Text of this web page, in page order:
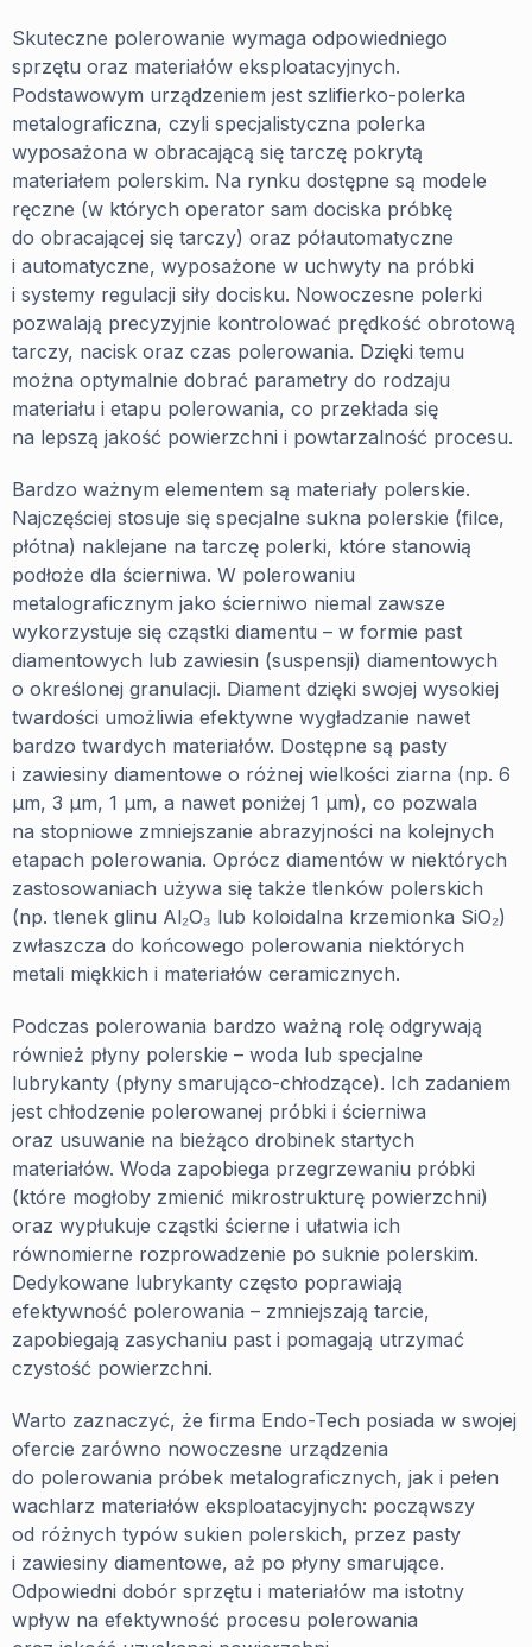
Skuteczne polerowanie wymaga odpowiedniego
sprzętu oraz materiałów eksploatacyjnych.
Podstawowym urządzeniem jest szlifierko-polerka
metalograficzna, czyli specjalistyczna polerka
wyposażona w obracającą się tarczę pokrytą
materiałem polerskim. Na rynku dostępne są modele
ręczne (w których operator sam dociska próbkę
do obracającej się tarczy) oraz półautomatyczne
i automatyczne, wyposażone w uchwyty na próbki
i systemy regulacji siły docisku. Nowoczesne polerki
pozwalają precyzyjnie kontrolować prędkość obrotową
tarczy, nacisk oraz czas polerowania. Dzięki temu
można optymalnie dobrać parametry do rodzaju
materiału i etapu polerowania, co przekłada się
na lepszą jakość powierzchni i powtarzalność procesu.
Bardzo ważnym elementem są materiały polerskie.
Najczęściej stosuje się specjalne sukna polerskie (filce,
płótna) naklejane na tarczę polerki, które stanowią
podłoże dla ścierniwa. W polerowaniu
metalograficznym jako ścierniwo niemal zawsze
wykorzystuje się cząstki diamentu – w formie past
diamentowych lub zawiesin (suspensji) diamentowych
o określonej granulacji. Diament dzięki swojej wysokiej
twardości umożliwia efektywne wygładzanie nawet
bardzo twardych materiałów. Dostępne są pasty
i zawiesiny diamentowe o różnej wielkości ziarna (np. 6
µm, 3 µm, 1 µm, a nawet poniżej 1 µm), co pozwala
na stopniowe zmniejszanie abrazyjności na kolejnych
etapach polerowania. Oprócz diamentów w niektórych
zastosowaniach używa się także tlenków polerskich
(np. tlenek glinu Al₂O₃ lub koloidalna krzemionka SiO₂)
zwłaszcza do końcowego polerowania niektórych
metali miękkich i materiałów ceramicznych.
Podczas polerowania bardzo ważną rolę odgrywają
również płyny polerskie – woda lub specjalne
lubrykanty (płyny smarująco-chłodzące). Ich zadaniem
jest chłodzenie polerowanej próbki i ścierniwa
oraz usuwanie na bieżąco drobinek startych
materiałów. Woda zapobiega przegrzewaniu próbki
(które mogłoby zmienić mikrostrukturę powierzchni)
oraz wypłukuje cząstki ścierne i ułatwia ich
równomierne rozprowadzenie po suknie polerskim.
Dedykowane lubrykanty często poprawiają
efektywność polerowania – zmniejszają tarcie,
zapobiegają zasychaniu past i pomagają utrzymać
czystość powierzchni.
Warto zaznaczyć, że firma Endo-Tech posiada w swojej
ofercie zarówno nowoczesne urządzenia
do polerowania próbek metalograficznych, jak i pełen
wachlarz materiałów eksploatacyjnych: począwszy
od różnych typów sukien polerskich, przez pasty
i zawiesiny diamentowe, aż po płyny smarujące.
Odpowiedni dobór sprzętu i materiałów ma istotny
wpływ na efektywność procesu polerowania